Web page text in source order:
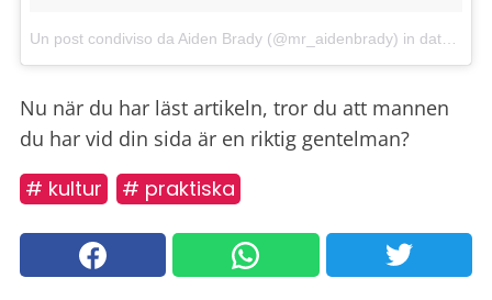
Un post condiviso da Aiden Brady (@mr_aidenbrady) in data:
Nu när du har läst artikeln, tror du att mannen
du har vid din sida är en riktig gentelman?
# kultur # praktiska